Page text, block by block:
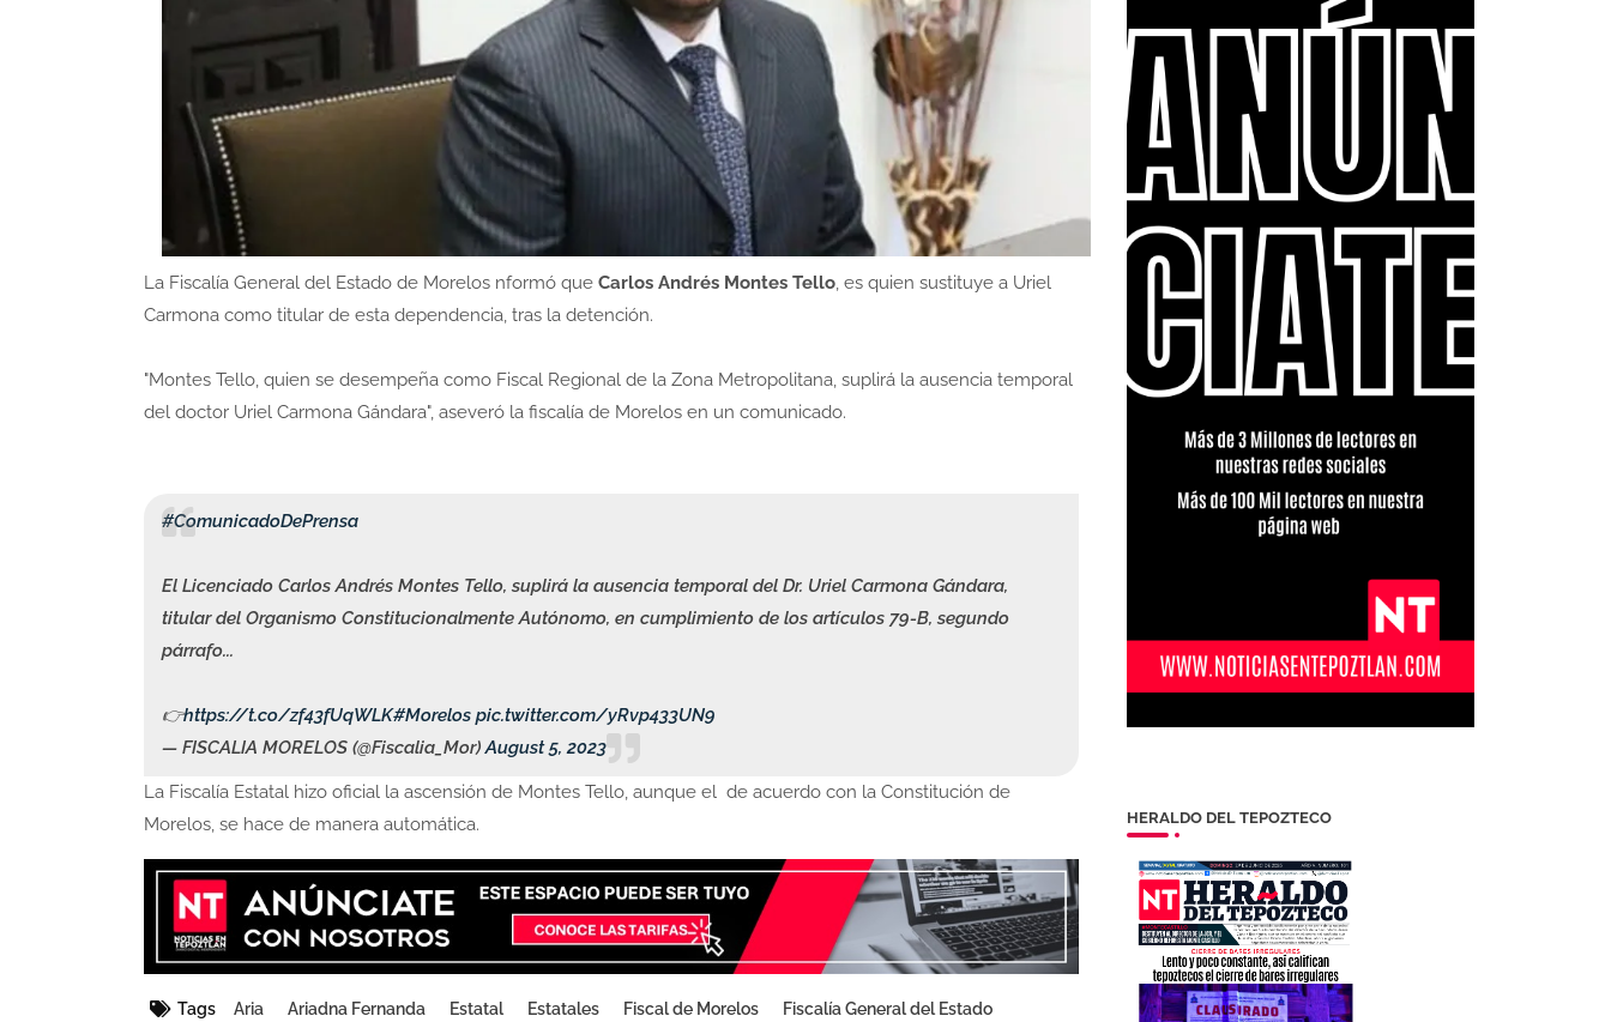
La Fiscalía General del Estado de Morelos nformó que Carlos Andrés Montes Tello, es quien sustituye a Uriel
Carmona como titular de esta dependencia, tras la detención.
"Montes Tello, quien se desempeña como Fiscal Regional de la Zona Metropolitana, suplirá la ausencia temporal
del doctor Uriel Carmona Gándara", aseveró la fiscalía de Morelos en un comunicado.
#ComunicadoDePrensa
El Licenciado Carlos Andrés Montes Tello, suplirá la ausencia temporal del Dr. Uriel Carmona Gándara,
titular del Organismo Constitucionalmente Autónomo, en cumplimiento de los artículos 79-B, segundo
párrafo...
👉https://t.co/zf43fUqWLK#Morelos pic.twitter.com/yRvp433UN9
— FISCALIA MORELOS (@Fiscalia_Mor)August 5, 2023
La Fiscalía Estatal hizo oficial la ascensión de Montes Tello, aunque el de acuerdo con la Constitución de
Morelos, se hace de manera automática.
Tags Aria Ariadna Fernanda Estatal Estatales Fiscal de Morelos
Fiscalía General del Estado
HERALDO DEL TEPOZTECO